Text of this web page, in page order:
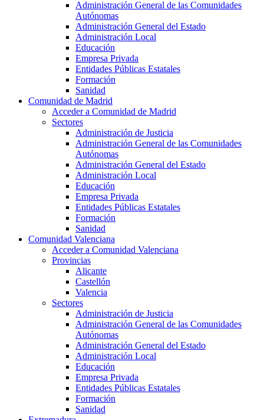
Administración General de las Comunidades
Autónomas
Administración General del Estado
Administración Local
Educación
Empresa Privada
Entidades Públicas Estatales
Formación
Sanidad
Comunidad de Madrid
Acceder a Comunidad de Madrid
Sectores
Administración de Justicia
Administración General de las Comunidades
Autónomas
Administración General del Estado
Administración Local
Educación
Empresa Privada
Entidades Públicas Estatales
Formación
Sanidad
Comunidad Valenciana
Acceder a Comunidad Valenciana
Provincias
Alicante
Castellón
Valencia
Sectores
Administración de Justicia
Administración General de las Comunidades
Autónomas
Administración General del Estado
Administración Local
Educación
Empresa Privada
Entidades Públicas Estatales
Formación
Sanidad